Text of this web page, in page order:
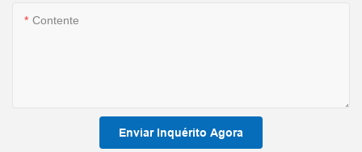
Contente
Enviar Inquérito Agora